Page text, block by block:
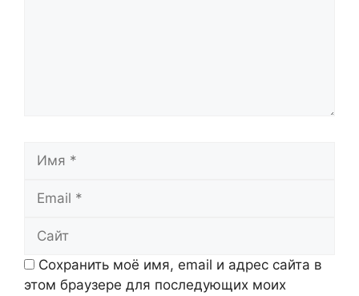
Имя
Email
Сайт
Сохранить моё имя, email и адрес сайта в
этом браузере для последующих моих